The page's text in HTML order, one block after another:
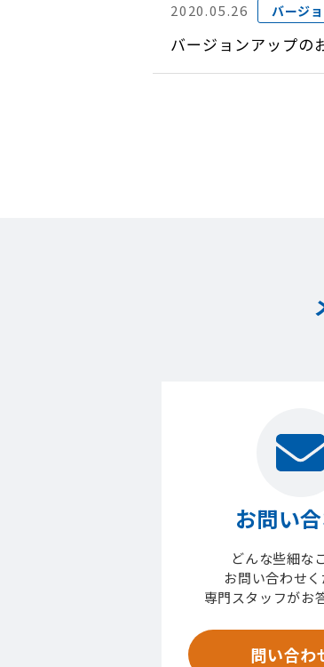
2020.05.26 バージ
バージョンアップの
お問い
どんな些細な
お問い合わせく
専門スタッフがお
問い合わ